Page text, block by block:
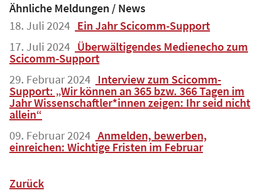
Ähnliche Meldungen / News
18. Juli 2024 Ein Jahr Scicomm-Support
17. Juli 2024 Überwältigendes Medienecho zum
Scicomm-Support
29. Februar 2024 Interview zum Scicomm-
Support: „Wir können an 365 bzw. 366 Tagen im
Jahr Wissenschaftler*innen zeigen: Ihr seid nicht
allein“
09. Februar 2024 Anmelden, bewerben,
einreichen: Wichtige Fristen im Februar
Zurück